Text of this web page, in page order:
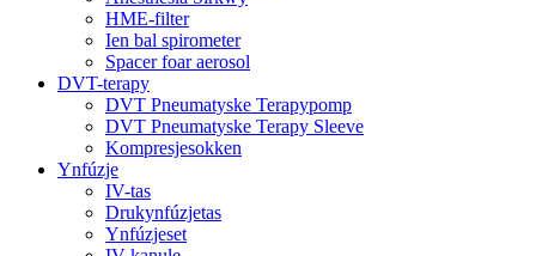
HME-filter
Ien bal spirometer
Spacer foar aerosol
DVT-terapy
DVT Pneumatyske Terapypomp
DVT Pneumatyske Terapy Sleeve
Kompresjesokken
Ynfúzje
IV-tas
Drukynfúzjetas
Ynfúzjeset